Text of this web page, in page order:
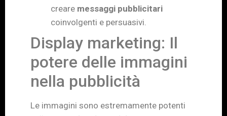
creare messaggi pubblicitari
coinvolgenti e persuasivi.
Display marketing: Il
potere delle immagini
nella pubblicità
Le immagini sono estremamente potenti